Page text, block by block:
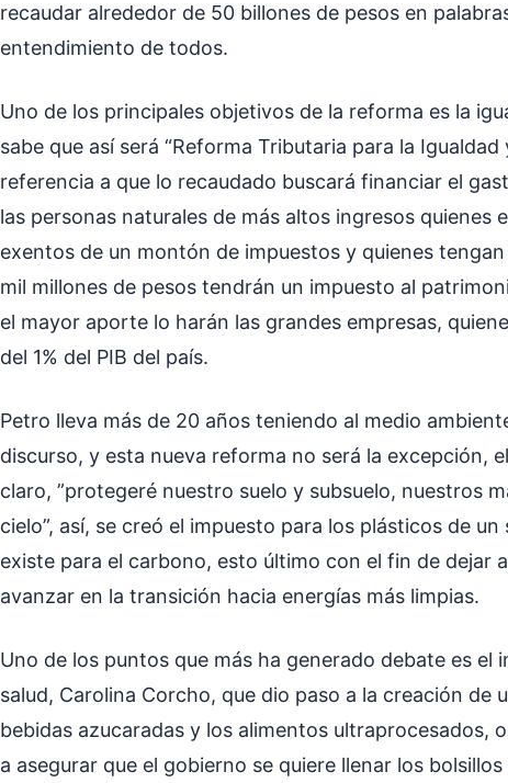
recaudar alrededor de 50 billones de pesos en
entendimiento de todos.
Uno de los principales objetivos de la reforma es la
sabe que así será “Reforma Tributaria para la
referencia a que lo recaudado buscará financiar el
las personas naturales de más altos ingresos quienes
exentos de un montón de impuestos y quienes
mil millones de pesos tendrán un impuesto al
el mayor aporte lo harán las grandes empresas,
del 1% del PIB del país.
Petro lleva más de 20 años teniendo al medio
discurso, y esta nueva reforma no será la excepción,
claro, ”protegeré nuestro suelo y subsuelo, nuestros
cielo”, así, se creó el impuesto para los plásticos de
existe para el carbono, esto último con el fin de dejar
avanzar en la transición hacia energías más limpias.
Uno de los puntos que más ha generado debate es el
salud, Carolina Corcho, que dio paso a la creación de
bebidas azucaradas y los alimentos ultraprocesados,
a asegurar que el gobierno se quiere llenar los